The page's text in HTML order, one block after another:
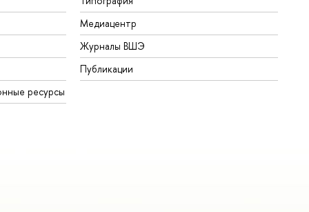
ресурсы
Медиацентр
Журналы ВШЭ
Публикации